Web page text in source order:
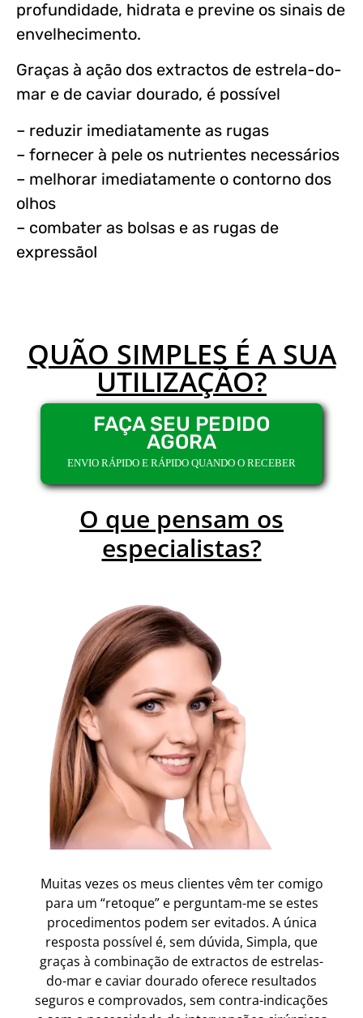
profundidade, hidrata e previne os sinais de
envelhecimento.
Graças à ação dos extractos de estrela-do-
mar e de caviar dourado, é possível
– reduzir imediatamente as rugas
– fornecer à pele os nutrientes necessários
– melhorar imediatamente o contorno dos
olhos
– combater as bolsas e as rugas de
expressãoI
QUÃO SIMPLES É A SUA
UTILIZAÇÃO?
FAÇA SEU PEDIDO
AGORA
ENVIO RÁPIDO E RÁPIDO QUANDO O RECEBER
O que pensam os
especialistas?
Muitas vezes os meus clientes vêm ter comigo
para um “retoque” e perguntam-me se estes
procedimentos podem ser evitados. A única
resposta possível é, sem dúvida, Simpla, que
graças à combinação de extractos de estrelas-
do-mar e caviar dourado oferece resultados
seguros e comprovados, sem contra-indicações